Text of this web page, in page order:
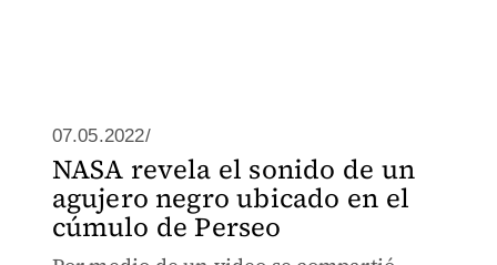
07.05.2022/
NASA revela el sonido de un
agujero negro ubicado en el
cúmulo de Perseo